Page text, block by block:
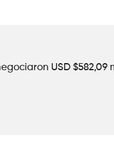
USD $582,09